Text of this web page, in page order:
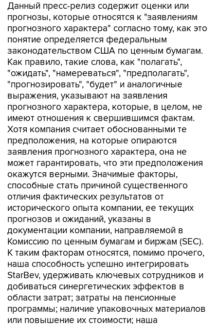
Данный пресс-релиз содержит оценки или
прогнозы, которые относятся к "заявлениям
прогнозного характера" согласно тому, как это
понятие определяется федеральным
законодательством США по ценным бумагам.
Как правило, такие слова, как "полагать",
"ожидать", "намереваться", "предполагать",
"прогнозировать", "будет" и аналогичные
выражения, указывают на заявления
прогнозного характера, которые, в целом, не
имеют отношения к свершившимся фактам.
Хотя компания считает обоснованными те
предположения, на которые опираются
заявления прогнозного характера, она не
может гарантировать, что эти предположения
окажутся верными. Значимые факторы,
способные стать причиной существенного
отличия фактических результатов от
исторического опыта компании, ее текущих
прогнозов и ожиданий, указаны в
документации компании, направляемой в
Комиссию по ценным бумагам и биржам (SEC).
К таким факторам относятся, помимо прочего,
наша способность успешно интегрировать
StarBev, удерживать ключевых сотрудников и
добиваться синергетических эффектов в
области затрат; затраты на пенсионные
программы; наличие упаковочных материалов
или повышение их стоимости; наша